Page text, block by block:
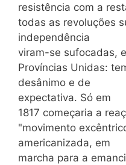
resistência com a
todas as revoluções
independência
viram-se sufocadas,
Províncias Unidas:
desânimo e de
expectativa. Só em
1817 começaria a
"movimento
americanizada, em
marcha para a